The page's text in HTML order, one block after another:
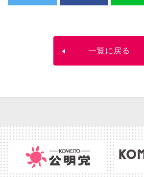
一覧に戻る